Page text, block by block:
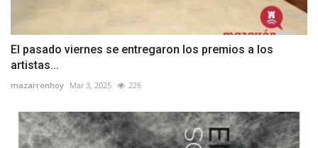
El pasado viernes se entregaron los premios a los
artistas...
mazarronhoy Mar 3, 2025 226